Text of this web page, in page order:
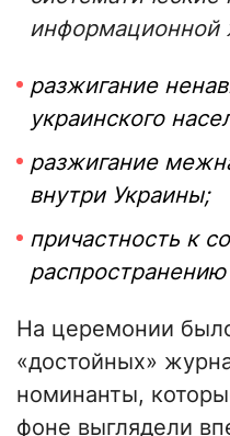
информационной
разжигание
украинского
разжигание
внутри Украины;
причастность к
На церемонии
«достойных»
номинанты,
фоне выглядели